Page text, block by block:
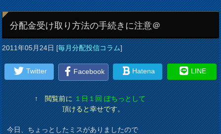
分配金受け取り方法の手続きに注意＠
2011年05月24日[毎月分配投信コラム]
Twitter Facebook Hatena LINE
↑閲覧前に１日１回 ぽちっとして
頂けると幸せです。
今日、ちょっとしたミスがありましたので